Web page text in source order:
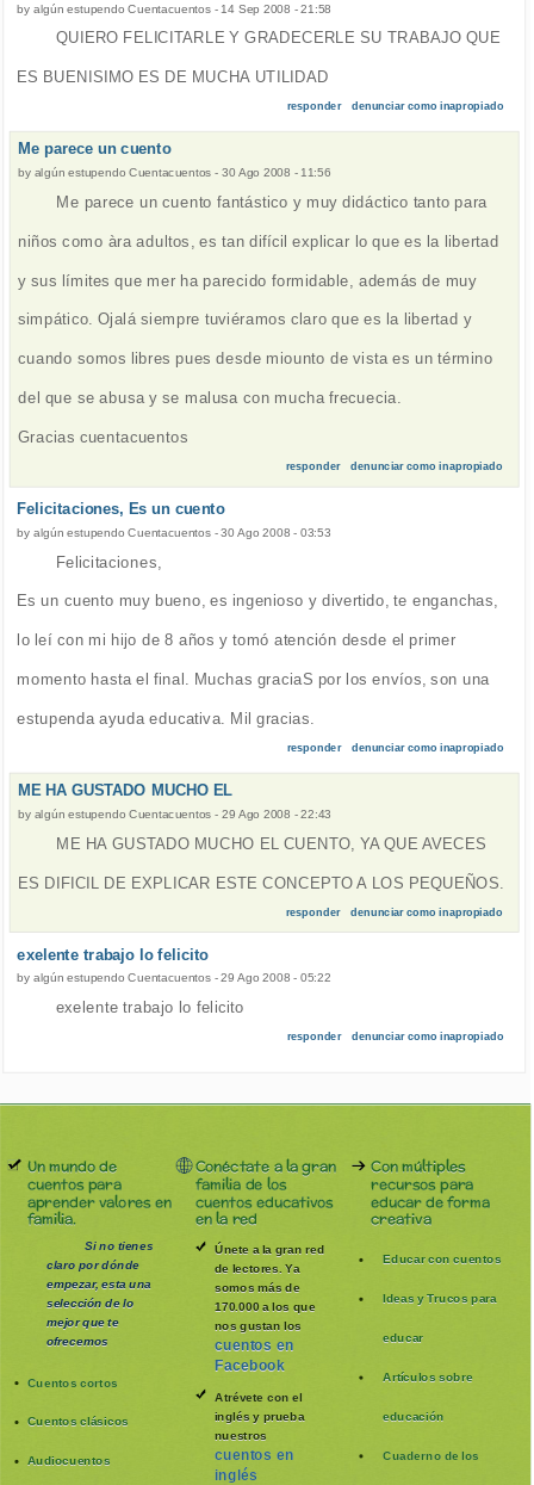
by algún estupendo Cuentacuentos- 14 Sep 2008 - 21:58
QUIERO FELICITARLE Y GRADECERLE SU TRABAJO QUE
ES BUENISIMO ES DE MUCHA UTILIDAD
responder denunciar como inapropiado
Me parece un cuento
by algún estupendo Cuentacuentos - 30 Ago 2008 - 11:56
Me parece un cuento fantástico y muy didáctico tanto para
niños como àra adultos, es tan difícil explicar lo que es la libertad
y sus límites que mer ha parecido formidable, además de muy
simpático. Ojalá siempre tuviéramos claro que es la libertad y
cuando somos libres pues desde miounto de vista es un término
del que se abusa y se malusa con mucha frecuecia.
Gracias cuentacuentos
responder denunciar como inapropiado
Felicitaciones, Es un cuento
by algún estupendo Cuentacuentos-30 Ago 2008 - 03:53
Felicitaciones,
Es un cuento muy bueno, es ingenioso y divertido, te enganchas,
lo leí con mi hijo de 8 años y tomó atención desde el primer
momento hasta el final. Muchas graciaS por los envíos, son una
estupenda ayuda educativa. Mil gracias.
responder denunciar como inapropiado
ME HA GUSTADO MUCHO EL
by algún estupendo Cuentacuentos - 29 Ago 2008 - 22:43
ME HA GUSTADO MUCHO EL CUENTO, YA QUE AVECES
ES DIFICIL DE EXPLICAR ESTE CONCEPTO A LOS PEQUEÑOS.
responder denunciar como inapropiado
exelente trabajo lo felicito
by algún estupendo Cuentacuentos-29 Ago 2008 - 05:22
exelente trabajo lo felicito
responder denunciar como inapropiado
Un mundo de
cuentos para
aprender valores en
familia.
Si no tienes
claro por dónde
empezar, esta una
selección de lo
mejor que te
ofrecemos
Cuentos cortos
Cuentos clásicos
Audiocuentos
Conéctate a la gran
familia de los
cuentos educativos
en la red
Únete a la gran red
de lectores. Ya
somos más de
170.000 a los que
nos gustan los
cuentos en
Facebook
Atrévete con el
inglés y prueba
nuestros
cuentos en
inglés
Con múltiples
recursos para
educar de forma
creativa
Educar con cuentos
Ideas y Trucos para
educar
Artículos sobre
educación
Cuaderno de los